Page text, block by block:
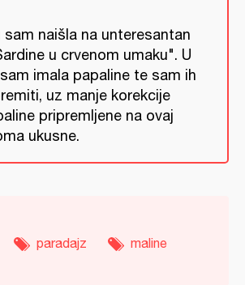
sam naišla na unteresantan
u crvenom umaku". U
imala papaline te sam ih
uz manje korekcije
pripremljene na ovaj
ukusne.
paradajz
maline